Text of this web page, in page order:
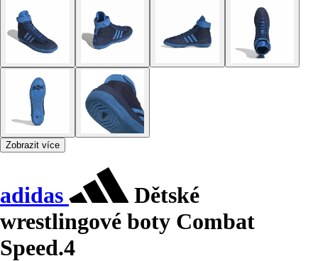
Zobrazit více
adidas
Dětské
wrestlingové boty Combat
Speed.4